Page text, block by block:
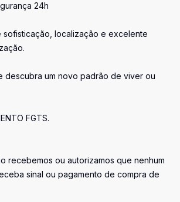
24h
sofisticação, localização e excelente
descubra um novo padrão de viver ou
FGTS.
recebemos ou autorizamos que nenhum
sinal ou pagamento de compra de